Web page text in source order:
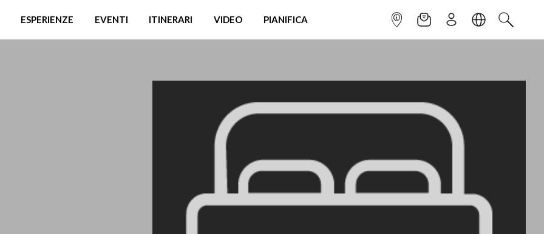
ESPERIENZE EVENTI ITINERARI VIDEO PIANIFICA INFOPOINTNEWSLETTER
ISCRIVITILINGUACERCA